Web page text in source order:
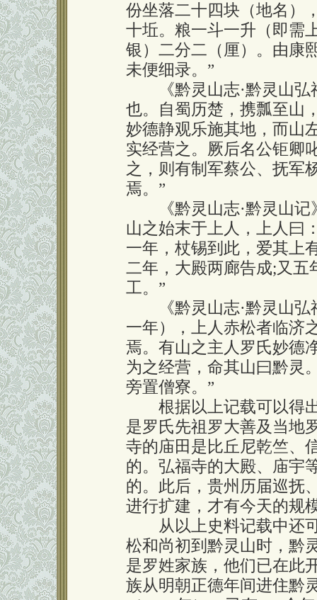
份坐落二十四块（地名）
十坵。粮一斗一升（即需
银）二分二（厘）。由康
未便细录。”
《黔灵山志·黔灵山弘
也。自蜀历楚，携瓢至山
妙德静观乐施其地，而山
实经营之。厥后名公钜卿
之，则有制军蔡公、抚军
焉。”
《黔灵山志·黔灵山记
山之始末于上人，上人曰
一年，杖锡到此，爱其上
二年，大殿两廊告成;又五
工。”
《黔灵山志·黔灵山弘
一年），上人赤松者临济
焉。有山之主人罗氏妙德
为之经营，命其山曰黔灵
旁置僧寮。”
根据以上记载可以得出
是罗氏先祖罗大善及当地
寺的庙田是比丘尼乾竺、
的。弘福寺的大殿、庙宇
的。此后，贵州历届巡抚
进行扩建，才有今天的规
从以上史料记载中还可
松和尚初到黔灵山时，黔
是罗姓家族，他们已在此
族从明朝正德年间进住黔